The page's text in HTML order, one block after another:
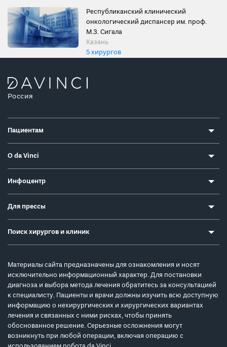
Республиканский клинический
онкологический диспансер им. проф.
М.З. Сигала
Казань
5 хирургов
Россия
Пациентам
О da Vinci
Инфоцентр
Для прессы
Поиск хирургов и клиник
Материалы сайта предназначены для ознакомления и носят
исключительно информационный характер. Для постановки
диагноза и выбора метода лечения обратитесь за консультацией
к специалисту. Пациенты и врачи должны изучить всю доступную
информацию о нехирургических и хирургических вариантах
лечения и связанных с ними рисках, чтобы принять
обоснованное решение. Серьезные осложнения могут
возникнуть при любой операции, включая операцию с